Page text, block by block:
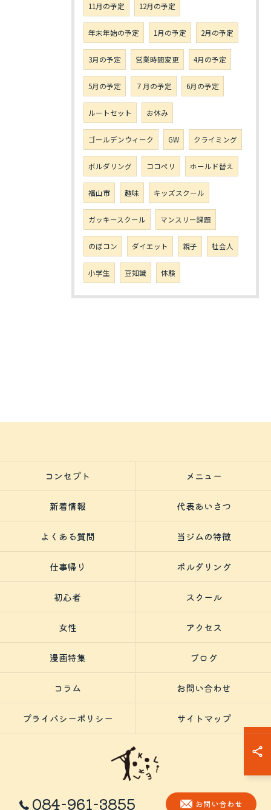
11月の予定 12月の予定
年末年始の予定 1月の予定 2月の予定
3月の予定 営業時間変更 4月の予定
5月の予定 ７月の予定 6月の予定
ルートセット お休み
ゴールデンウィーク GW クライミング
ボルダリング ココペリ ホールド替え
福山市 趣味 キッズスクール
ガッキースクール マンスリー課題
のぼコン ダイエット 親子 社会人
小学生 豆知識 体験
084-961-3855 お問い合わせ
コンセプト メニュー
新着情報 代表あいさつ
よくある質問 当ジムの特徴
仕事帰り ボルダリング
初心者 スクール
女性 アクセス
漫画特集 ブログ
コラム お問い合わせ
プライバシーポリシー サイトマップ
© 2026 広島県福山市の趣味ならBOULDERING SPACE KOKOPELLi ALL